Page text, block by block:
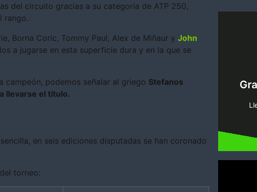
del circuito gracias a su categoría de ATP 250,
rango.
Borna Coric, Tommy Paul, Alex de Miñaur yJohn
a jugarse en esta superficie dura y en la que se
campeón, podemos señalar al griego Stefanos
llevarse el título.
en seis ediciones disputadas se han coronado
torneo: